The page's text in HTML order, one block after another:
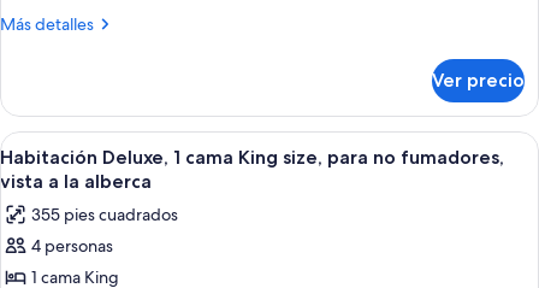
cama
para
no
fumadores
Más detalles
Más
clásica,
cama
Queen
para
no
fumadores
Ver precio
Abrir
todas
las
fotos
de
Una habitación de hotel moderna
7
Habitación Deluxe, 1 cama King size, para no fumadores,
vista a la alberca
355 pies cuadrados
4 personas
1 cama King